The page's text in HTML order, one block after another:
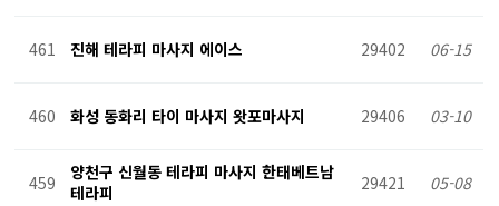
461 진해 테라피 마사지 에이스 29402 06-15
460 화성 동화리 타이 마사지 왓포마사지 29406 03-10
459
양천구 신월동 테라피 마사지 한태베트남
테라피
29421 05-08